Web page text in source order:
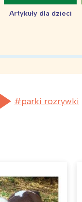
Artykuły dla dzieci
parki rozrywki